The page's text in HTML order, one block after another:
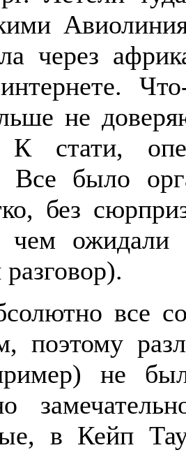
через
не
К стати,
Все было
без
чем
все
поэтому
не
в Кейп